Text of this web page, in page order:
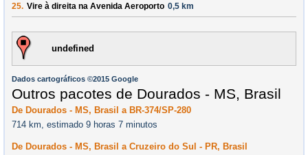
25. Vire à direita na Avenida Aeroporto 0,5 km
undefined
Dados cartográficos ©2015 Google
Outros pacotes de Dourados - MS, Brasil
De Dourados - MS, Brasil a BR-374/SP-280
714 km, estimado 9 horas 7 minutos
De Dourados - MS, Brasil a Cruzeiro do Sul - PR, Brasil